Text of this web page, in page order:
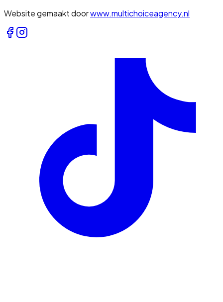
Website gemaakt doorwww.multichoiceagency.nl